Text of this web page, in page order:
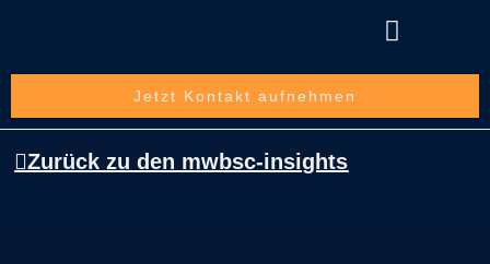
Jetzt Kontakt aufnehmen
Zurück zu den mwbsc-insights